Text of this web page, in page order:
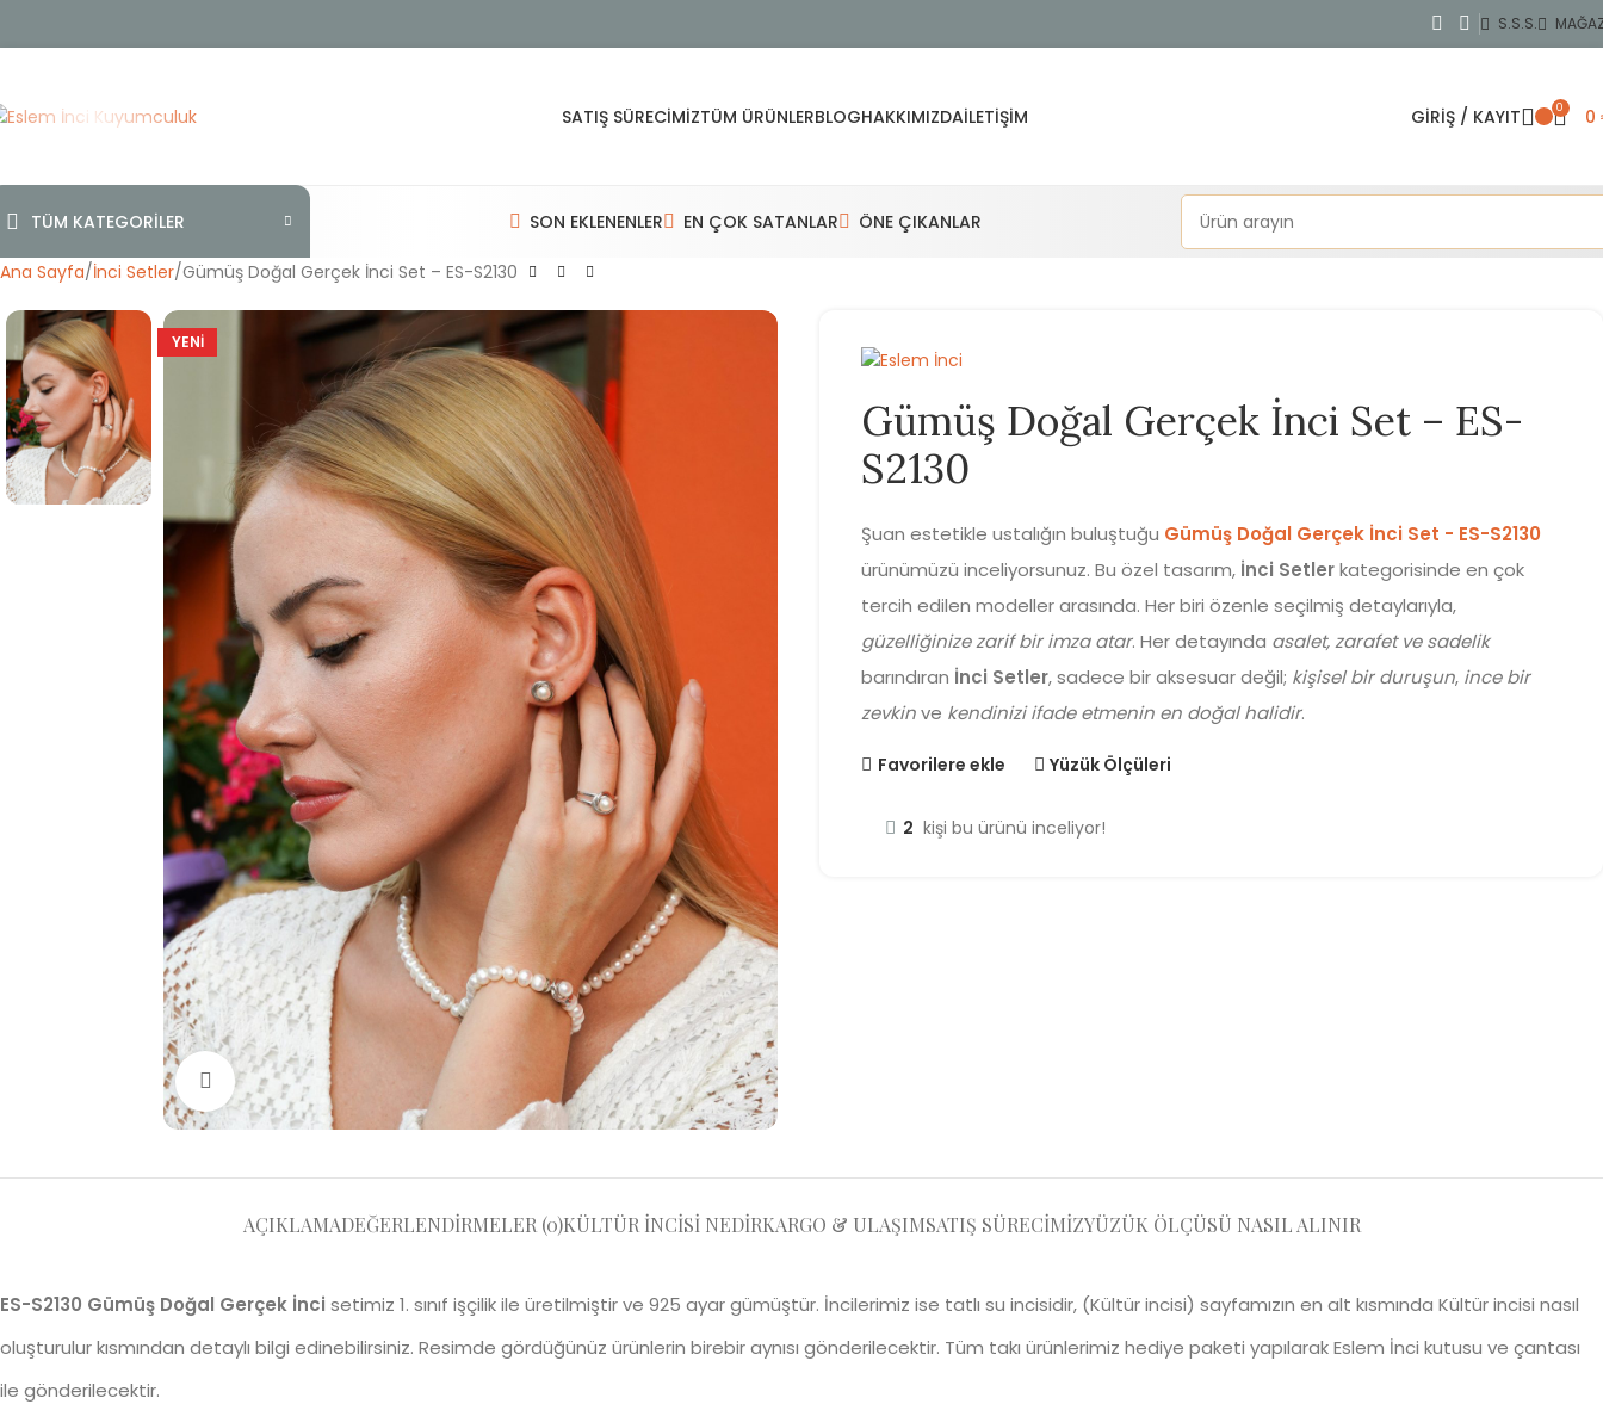
S.S.S.
SATIŞ SÜRECIMIZTÜM ÜRÜNLERBLOGHAKKIMIZDAİLETIŞIM GIRIŞ / KAYIT 0 0
TÜM KATEGORİLER SON EKLENENLER EN ÇOK SATANLAR ÖNE ÇIKANLAR
Ana Sayfa İnci Setler Gümüş Doğal Gerçek İnci Set – ES-S2130
YENI
Büyütmek için tıklayın
Gümüş Doğal Gerçek İnci Set – ES-
S2130
Şuan estetikle ustalığın buluştuğu Gümüş Doğal Gerçek İnci Set - ES-S2130
ürünümüzü inceliyorsunuz. Bu özel tasarım, İnci Setlerkategorisinde en çok
tercih edilen modeller arasında. Her biri özenle seçilmiş detaylarıyla,
güzelliğinize zarif bir imza atar. Her detayında asalet, zarafet ve sadelik
barındıran İnci Setler, sadece bir aksesuar değil; kişisel bir duruşun, ince bir
zevkinve kendinizi ifade etmenin en doğal halidir.
Favorilere ekle Yüzük Ölçüleri
2 kişi bu ürünü inceliyor!
AÇIKLAMADEĞERLENDIRMELER (0)KÜLTÜR İNCISI NEDIRKARGO & ULAŞIMSATIŞ SÜRECIMIZYÜZÜK ÖLÇÜSÜ NASIL ALINIR
ES-S2130 Gümüş Doğal Gerçek İnci setimiz 1. sınıf işçilik ile üretilmiştir ve 925 ayar gümüştür. İncilerimiz ise tatlı su incisidir, (Kültür incisi) sayfamızın en alt kısmında Kültür incisi nasıl
oluşturulur kısmından detaylı bilgi edinebilirsiniz. Resimde gördüğünüz ürünlerin birebir aynısı gönderilecektir. Tüm takı ürünlerimiz hediye paketi yapılarak Eslem İnci kutusu ve çantası
ile gönderilecektir.